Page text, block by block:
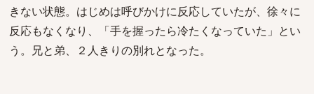
きない状態。はじめは呼びかけに反応していたが、徐々に
反応もなくなり、「手を握ったら冷たくなっていた」とい
う。兄と弟、２人きりの別れとなった。